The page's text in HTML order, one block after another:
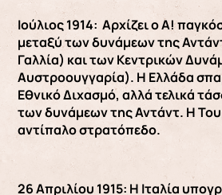
Ιούλιος 1914: Αρχίζει ο Α!
μεταξύ των δυνάμεων της
Γαλλία) και των Κεντρικών
Αυστροουγγαρία). Η Ελλάδα
Εθνικό Διχασμό, αλλά τελικά
των δυνάμεων της Αντάντ. Η
αντίπαλο στρατόπεδο.
26 Απριλίου 1915: Η Ιταλία